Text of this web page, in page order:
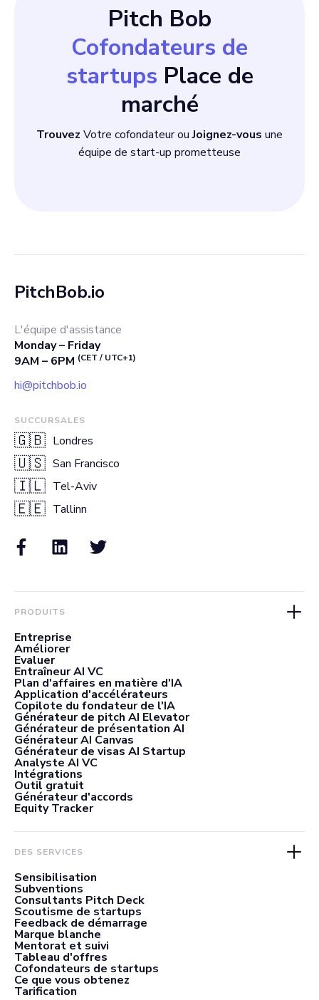
Pitch Bob
Cofondateurs de
startups Place de
marché
Trouvez Votre cofondateur ouJoignez-vous une
équipe de start-up prometteuse
PitchBob.io
L'équipe d'assistance
Monday – Friday
9AM – 6PM (CET / UTC+1)
hi@pitchbob.io
SUCCURSALES
🇬🇧 Londres
🇺🇸 San Francisco
🇮🇱 Tel-Aviv
🇪🇪 Tallinn
PRODUITS
Entreprise
Améliorer
Evaluer
Entraîneur AI VC
Plan d'affaires en matière d'IA
Application d'accélérateurs
Copilote du fondateur de l'IA
Générateur de pitch AI Elevator
Générateur de présentation AI
Générateur AI Canvas
Générateur de visas AI Startup
Analyste AI VC
Intégrations
Outil gratuit
Générateur d'accords
Equity Tracker
DES SERVICES
Sensibilisation
Subventions
Consultants Pitch Deck
Scoutisme de startups
Feedback de démarrage
Marque blanche
Mentorat et suivi
Tableau d'offres
Cofondateurs de startups
Ce que vous obtenez
Tarification